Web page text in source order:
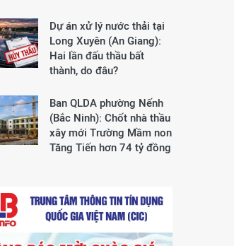
Dự án xử lý nước thải tại
Long Xuyên (An Giang):
Hai lần đấu thầu bất
thành, do đâu?
Ban QLDA phường Nếnh
(Bắc Ninh): Chốt nhà thầu
xây mới Trường Mầm non
Tăng Tiến hơn 74 tỷ đồng